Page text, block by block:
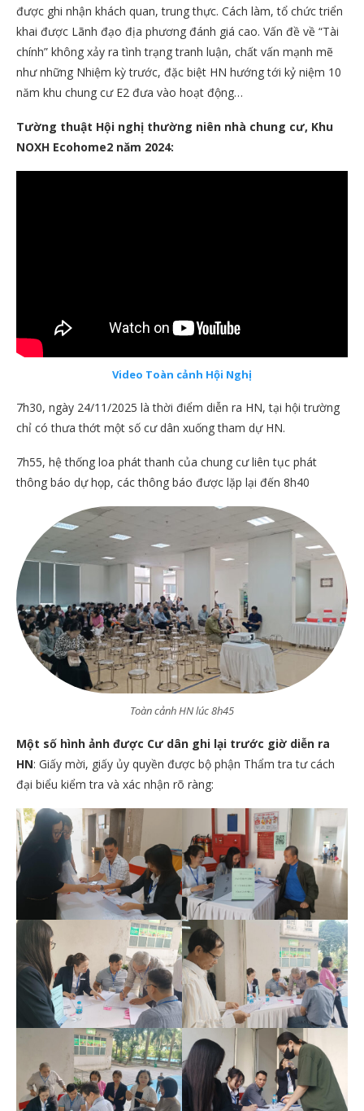
được ghi nhận khách quan, trung thực. Cách làm, tổ chức triển
khai được Lãnh đạo địa phương đánh giá cao. Vấn đề về “Tài
chính” không xảy ra tình trạng tranh luận, chất vấn mạnh mẽ
như những Nhiệm kỳ trước, đặc biệt HN hướng tới kỷ niệm 10
năm khu chung cư E2 đưa vào hoạt động…
Tường thuật Hội nghị thường niên nhà chung cư, Khu
NOXH Ecohome2 năm 2024:
Video Toàn cảnh Hội Nghị
7h30, ngày 24/11/2025 là thời điểm diễn ra HN, tại hội trường
chỉ có thưa thớt một số cư dân xuống tham dự HN.
7h55, hệ thống loa phát thanh của chung cư liên tục phát
thông báo dự họp, các thông báo được lặp lại đến 8h40
Toàn cảnh HN lúc 8h45
Một số hình ảnh được Cư dân ghi lại trước giờ diễn ra
HN: Giấy mời, giấy ủy quyền được bộ phận Thẩm tra tư cách
đại biểu kiểm tra và xác nhận rõ ràng: